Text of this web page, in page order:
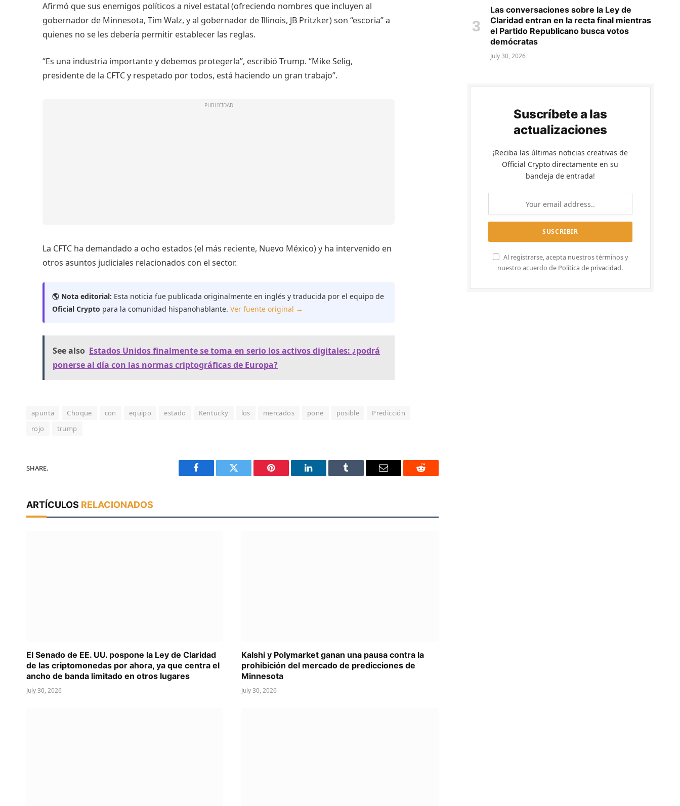
Afirmó que sus enemigos políticos a nivel estatal (ofreciendo nombres que incluyen al
gobernador de Minnesota, Tim Walz, y al gobernador de Illinois, JB Pritzker) son “escoria” a
quienes no se les debería permitir establecer las reglas.
“Es una industria importante y debemos protegerla”, escribió Trump. “Mike Selig,
presidente de la CFTC y respetado por todos, está haciendo un gran trabajo”.
La CFTC ha demandado a ocho estados (el más reciente, Nuevo México) y ha intervenido en
otros asuntos judiciales relacionados con el sector.
🌎 Nota editorial: Esta noticia fue publicada originalmente en inglés y traducida por el equipo de
Oficial Crypto para la comunidad hispanohablante.Ver fuente original →
See also Estados Unidos finalmente se toma en serio los activos digitales: ¿podrá
ponerse al día con las normas criptográficas de Europa?
apunta Choque con equipo estado Kentucky los mercados pone posible
Predicción
rojo
trump
SHARE.
Facebook Twitter Pinterest LinkedIn Tumblr Email Reddit
ARTÍCULOS RELACIONADOS
El Senado de EE. UU. pospone la Ley de Claridad
de las criptomonedas por ahora, ya que centra el
ancho de banda limitado en otros lugares
July 30, 2026
Kalshi y Polymarket ganan una pausa contra la
prohibición del mercado de predicciones de
Minnesota
July 30, 2026
Las conversaciones sobre la Ley de
Claridad entran en la recta final mientras
el Partido Republicano busca votos
demócratas
July 30, 2026
Suscríbete a las
actualizaciones
¡Reciba las últimas noticias creativas de
Official Crypto directamente en su
bandeja de entrada!
Al registrarse, acepta nuestros términos y
nuestro acuerdo de Política de privacidad.